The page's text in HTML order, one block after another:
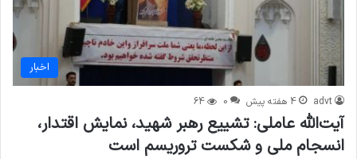
اخبار
advt 4 هفته پیش 0
64
آیت‌الله عاملی: تشییع رهبر شهید، نمایش اقتدار،
انسجام ملی و شکست تروریسم است